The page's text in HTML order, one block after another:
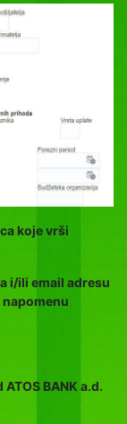
koje vrši
i/ili email adresu
BANK a.d.